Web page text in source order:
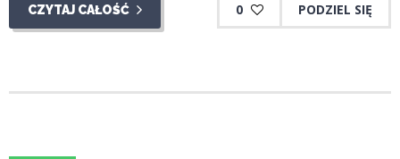
CZYTAJ CAŁOŚĆ 0 PODZIEL SIĘ